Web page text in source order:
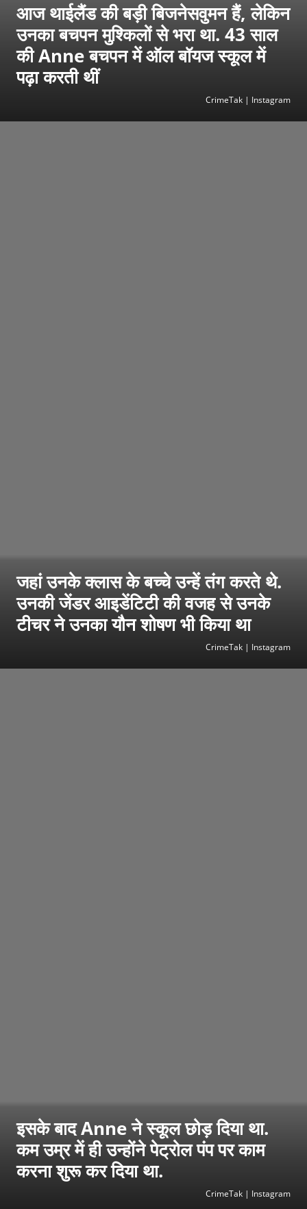
आज थाईलैंड की बड़ी बिजनेसवुमन हैं, लेकिन
उनका बचपन मुश्किलों से भरा था. 43 साल
की Anne बचपन में ऑल बॉयज स्कूल में
पढ़ा करती थीं
CrimeTak | Instagram
जहां उनके क्लास के बच्चे उन्हें तंग करते थे.
उनकी जेंडर आइडेंटिटी की वजह से उनके
टीचर ने उनका यौन शोषण भी किया था
CrimeTak | Instagram
इसके बाद Anne ने स्कूल छोड़ दिया था.
कम उम्र में ही उन्होंने पेट्रोल पंप पर काम
करना शुरू कर दिया था.
CrimeTak | Instagram